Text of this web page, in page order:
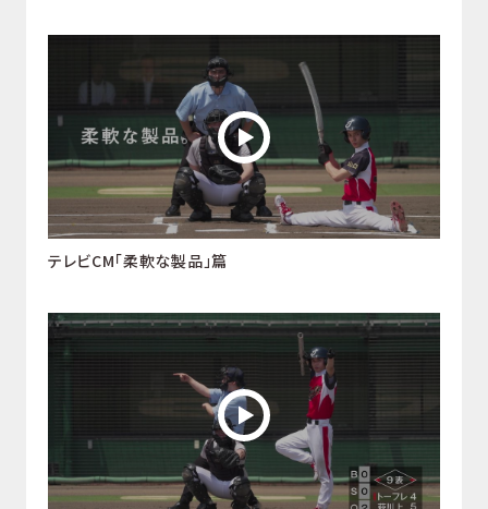
テレビCM「柔軟な製品」篇